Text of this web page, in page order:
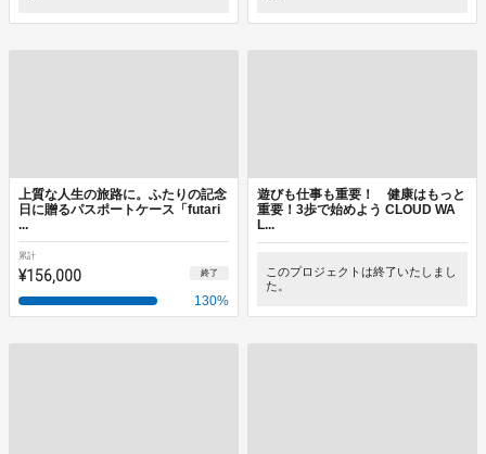
上質な人生の旅路に。ふたりの記念
日に贈るパスポートケース「futari
...
累計
¥156,000 終了
130%
遊びも仕事も重要！ 健康はもっと
重要！3歩で始めよう CLOUD WA
L...
このプロジェクトは終了いたしまし
た。